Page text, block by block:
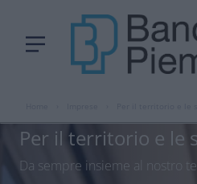
Per il territorio e le
Da sempre insieme al nostro